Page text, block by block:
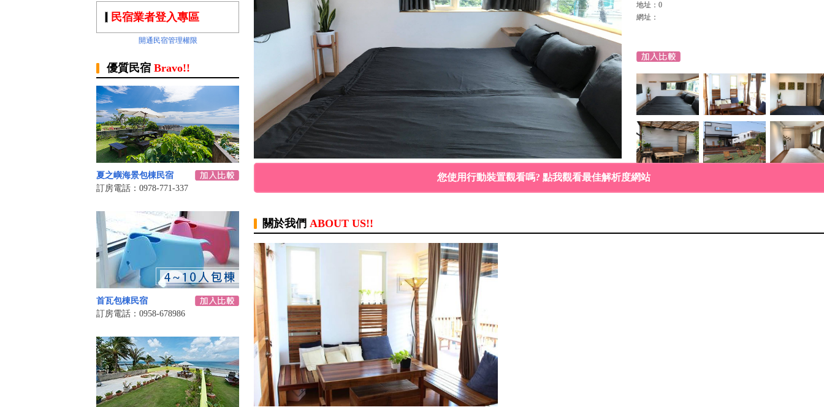
民宿業者登入專區
開通民宿管理權限
優質民宿 Bravo!!
夏之嶼海景包棟民宿
訂房電話：0978-771-337
首瓦包棟民宿
訂房電話：0958-678986
地址：0
網址：
您使用行動裝置觀看嗎? 點我觀看最佳解析度網站
關於我們 ABOUT US!!